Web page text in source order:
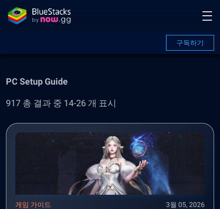
구독하기
PC Setup Guide
917 총 결과 중 14-26 개 표시
게임 가이드 3월 05, 2026